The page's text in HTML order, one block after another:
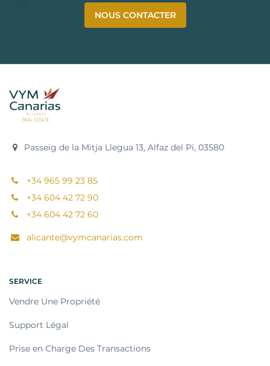
NOUS CONTACTER
Passeig de la Mitja Llegua 13, Alfaz del Pi, 03580
+34 965 99 23 85
+34 604 42 72 90
+34 604 42 72 60
alicante@vymcanarias.com
SERVICE
Vendre Une Propriété
Support Légal
Prise en Charge Des Transactions